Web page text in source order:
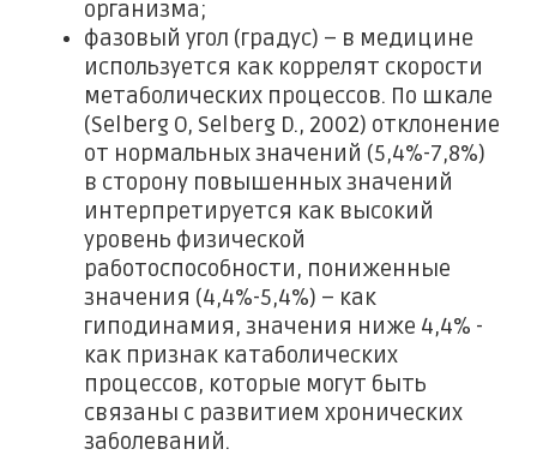
организма;
фазовый угол (градус) – в медицине
используется как коррелят скорости
метаболических процессов. По шкале
(Selberg O, Selberg D., 2002) отклонение
от нормальных значений (5,4%-7,8%)
в сторону повышенных значений
интерпретируется как высокий
уровень физической
работоспособности, пониженные
значения (4,4%-5,4%) – как
гиподинамия, значения ниже 4,4% -
как признак катаболических
процессов, которые могут быть
связаны с развитием хронических
заболеваний.